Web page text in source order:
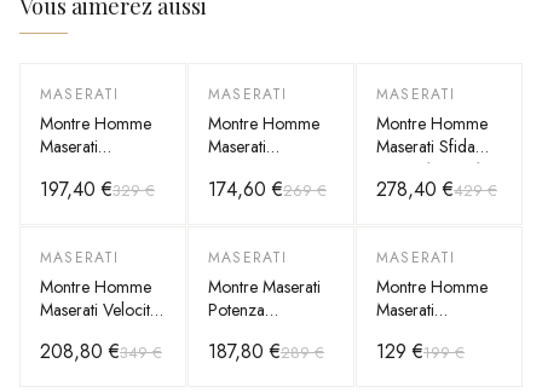
Vous aimerez aussi
-40%
MASERATI
Montre Homme
Maserati
R8873600005
197,40 €329 €
-35%
MASERATI
Montre Homme
Maserati
R8853100019
174,60 €269 €
-35%
MASERATI
Montre Homme
Maserati Sfida
R8823140001
Automatique
278,40 €429 €
-40%
MASERATI
Montre Homme
Maserati Velocità
grise bracelet
208,80 €349 €
-35%
MASERATI
Montre Maserati
Potenza
bracelet maille
187,80 €289 €
-35%
MASERATI
Montre Homme
Maserati
R8873621007
129 €199 €